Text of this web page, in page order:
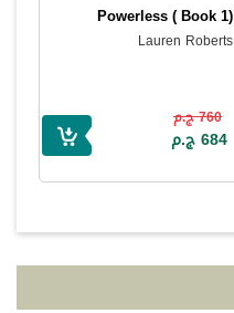
Powerless ( Book 1)
Lauren Roberts
760 ج.م
684 ج.م